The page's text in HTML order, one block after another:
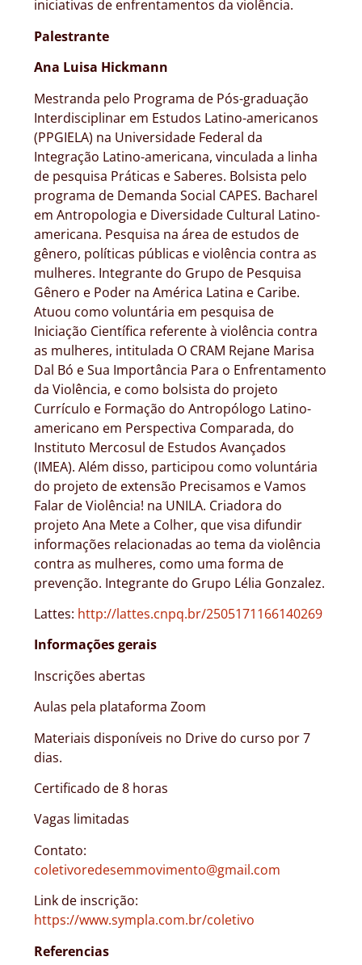
iniciativas de enfrentamentos da violência.
Palestrante
Ana Luisa Hickmann
Mestranda pelo Programa de Pós-graduação
Interdisciplinar em Estudos Latino-americanos
(PPGIELA) na Universidade Federal da
Integração Latino-americana, vinculada a linha
de pesquisa Práticas e Saberes. Bolsista pelo
programa de Demanda Social CAPES. Bacharel
em Antropologia e Diversidade Cultural Latino-
americana. Pesquisa na área de estudos de
gênero, políticas públicas e violência contra as
mulheres. Integrante do Grupo de Pesquisa
Gênero e Poder na América Latina e Caribe.
Atuou como voluntária em pesquisa de
Iniciação Científica referente à violência contra
as mulheres, intitulada O CRAM Rejane Marisa
Dal Bó e Sua Importância Para o Enfrentamento
da Violência, e como bolsista do projeto
Currículo e Formação do Antropólogo Latino-
americano em Perspectiva Comparada, do
Instituto Mercosul de Estudos Avançados
(IMEA). Além disso, participou como voluntária
do projeto de extensão Precisamos e Vamos
Falar de Violência! na UNILA. Criadora do
projeto Ana Mete a Colher, que visa difundir
informações relacionadas ao tema da violência
contra as mulheres, como uma forma de
prevenção. Integrante do Grupo Lélia Gonzalez.
Lattes: http://lattes.cnpq.br/2505171166140269
Informações gerais
Inscrições abertas
Aulas pela plataforma Zoom
Materiais disponíveis no Drive do curso por 7
dias.
Certificado de 8 horas
Vagas limitadas
Contato:
coletivoredesemmovimento@gmail.com
Link de inscrição:
https://www.sympla.com.br/coletivo
Referencias